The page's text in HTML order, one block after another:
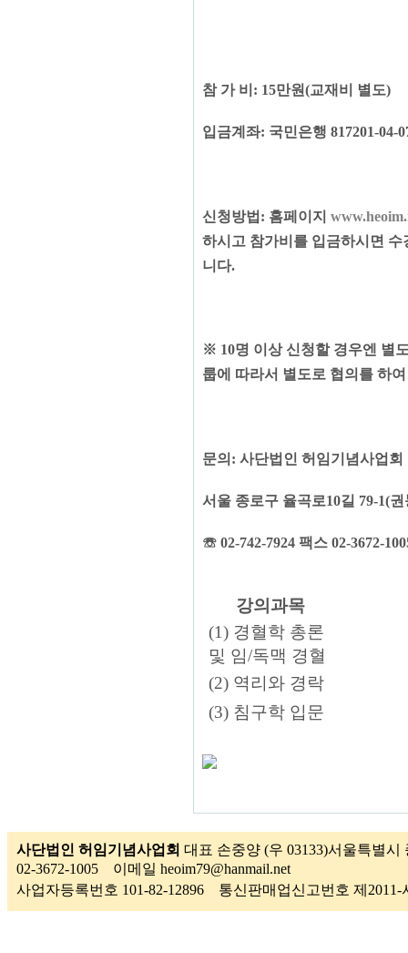
참 가 비 : 15만원(교재비 별도)
입금계좌: 국민은행 817201-04-
신청방법 : 홈페이지
하시고 참가비를 입금하시면
니다.
※ 10명 이상 신청할 경우엔 별
룹에 따라서 별도로 협의를 하
문의 : 사단법인 허임기념사업회
서울 종로구 율곡로10길 79-1(
☏ 02-742-7924 팩스 02-3672-
강의과목
(1) 경혈학 총론
및 임/독맥 경혈
(2) 역리와 경락
(3) 침구학 입문
사단법인 허임기념사업회 대표 손중양 (우 03133)서울특별
02-3672-1005 이메일 heoim79@hanmail.net
사업자등록번호 101-82-12896 통신판매업신고번호 제